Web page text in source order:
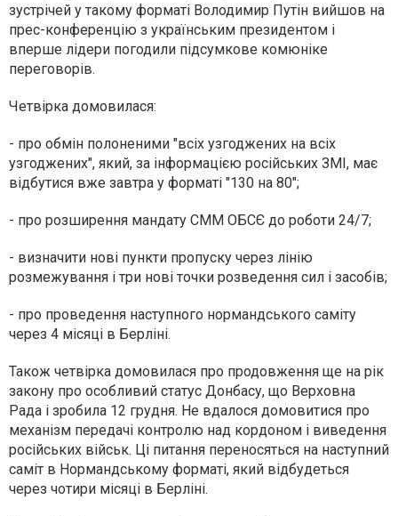
зустрічей у такому форматі Володимир Путін вийшов на
прес-конференцію з українським президентом і
вперше лідери погодили підсумкове комюніке
переговорів.
Четвірка домовилася:
- про обмін полоненими "всіх узгоджених на всіх
узгоджених", який, за інформацією російських ЗМІ, має
відбутися вже завтра у форматі "130 на 80";
- про розширення мандату СММ ОБСЄ до роботи 24/7;
- визначити нові пункти пропуску через лінію
розмежування і три нові точки розведення сил і засобів;
- про проведення наступного нормандського саміту
через 4 місяці в Берліні.
Також четвірка домовилася про продовження ще на рік
закону про особливий статус Донбасу, що Верховна
Рада і зробила 12 грудня. Не вдалося домовитися про
механізм передачі контролю над кордоном і виведення
російських військ. Ці питання переносяться на наступний
саміт в Нормандському форматі, який відбудеться
через чотири місяці в Берліні.